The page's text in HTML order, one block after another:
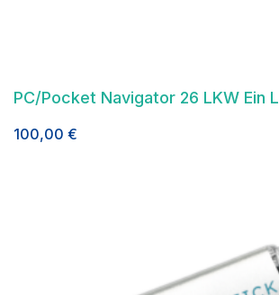
PC/Pocket Navigator 26 LKW Ein
100,00 €